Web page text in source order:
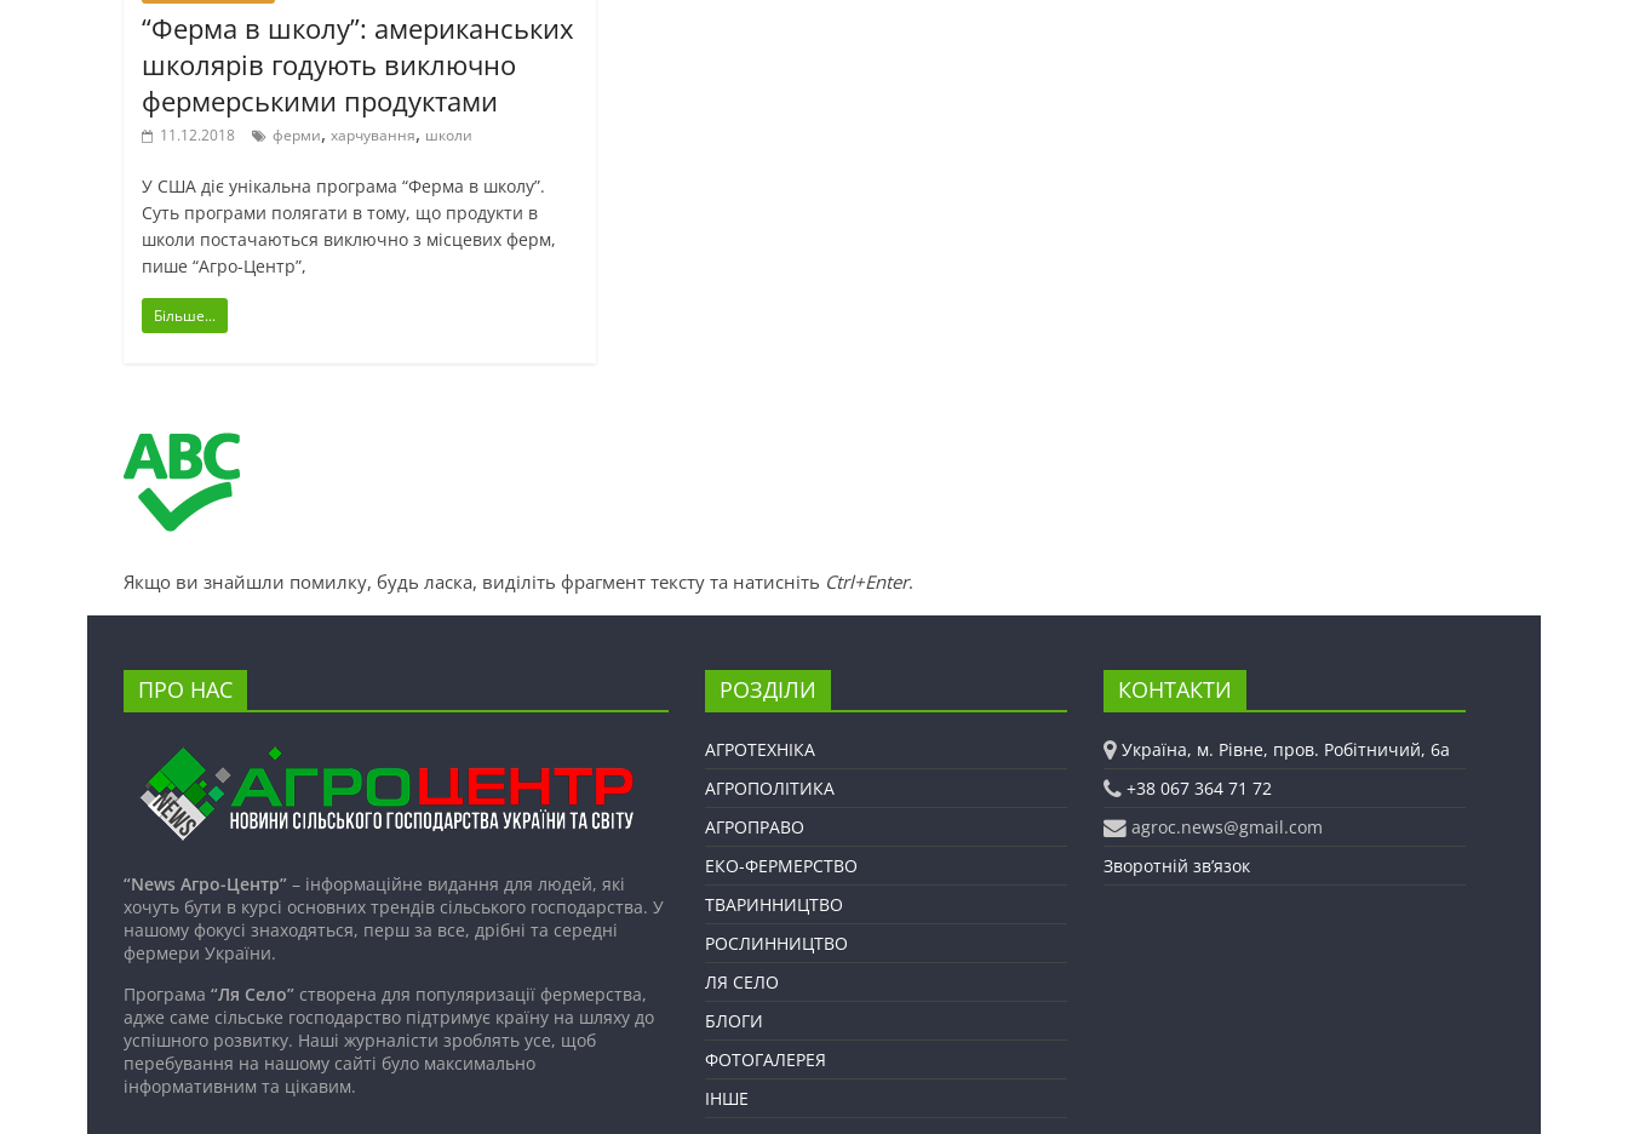
“Ферма в школу”: американських
школярів годують виключно
фермерськими продуктами
11.12.2018 ферми, харчування, школи
У США діє унікальна програма “Ферма в школу”.
Суть програми полягати в тому, що продукти в
школи постачаються виключно з місцевих ферм,
пише “Агро-Центр”,
Більше...
Якщо ви знайшли помилку, будь ласка, виділіть фрагмент тексту та натисніть Ctrl+Enter.
ПРО НАС
“News Агро-Центр” – інформаційне видання для людей, які
хочуть бути в курсі основних трендів сільського господарства. У
нашому фокусі знаходяться, перш за все, дрібні та середні
фермери України.
Програма “Ля Село” створена для популяризації фермерства,
адже саме сільське господарство підтримує країну на шляху до
успішного розвитку. Наші журналісти зроблять усе, щоб
перебування на нашому сайті було максимально
інформативним та цікавим.
РОЗДІЛИ
АГРОТЕХНІКА
АГРОПОЛІТИКА
АГРОПРАВО
ЕКО-ФЕРМЕРСТВО
ТВАРИННИЦТВО
РОСЛИННИЦТВО
ЛЯ СЕЛО
БЛОГИ
ФОТОГАЛЕРЕЯ
ІНШЕ
КОНТАКТИ
Україна, м. Рівне, пров. Робітничий, 6а
+38 067 364 71 72
agroc.news@gmail.com
Зворотній зв’язок